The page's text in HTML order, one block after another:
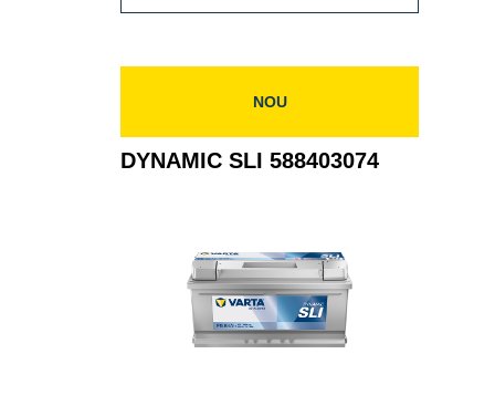
SLI
NOU
DYNAMIC SLI 588403074